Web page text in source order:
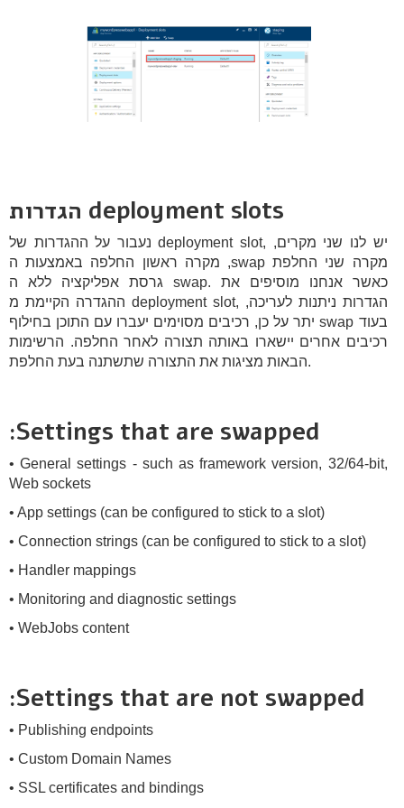
הגדרות deployment slots
נעבור על ההגדרות של deployment slot, יש לנו שני מקרים,
מקרה ראשון החלפה באמצעות ה ,swap מקרה שני החלפת
גרסת אפליקציה ללא ה swap. כאשר אנחנו מוסיפים את
ההגדרה הקיימת מ deployment slot, הגדרות ניתנות לעריכה,
יתר על כן, רכיבים מסוימים יעברו עם התוכן בחילוף swap בעוד
רכיבים אחרים יישארו באותה תצורה לאחר החלפה. הרשימות
הבאות מציגות את התצורה שתשתנה בעת החלפת.
:Settings that are swapped
• General settings - such as framework version, 32/64-bit,
Web sockets
• App settings (can be configured to stick to a slot)
• Connection strings (can be configured to stick to a slot)
• Handler mappings
• Monitoring and diagnostic settings
• WebJobs content
:Settings that are not swapped
• Publishing endpoints
• Custom Domain Names
• SSL certificates and bindings